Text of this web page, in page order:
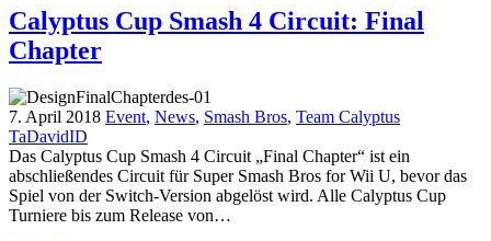
Calyptus Cup Smash 4 Circuit: Final
Chapter
7. April 2018 Event, News, Smash Bros, Team Calyptus
TaDavidID
Das Calyptus Cup Smash 4 Circuit „Final Chapter“ ist ein
abschließendes Circuit für Super Smash Bros for Wii U, bevor das
Spiel von der Switch-Version abgelöst wird. Alle Calyptus Cup
Turniere bis zum Release von…